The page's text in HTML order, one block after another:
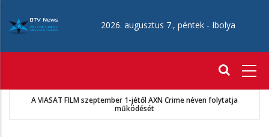
tartalomra
2026. augusztus 7., péntek - Ibolya
A VIASAT FILM szeptember 1-jétől AXN Crime néven folytatja
működését